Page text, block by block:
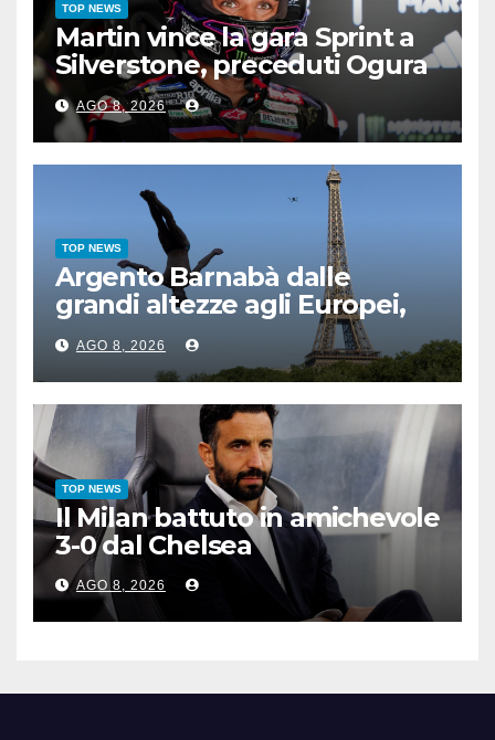
TOP NEWS
Martin vince la gara Sprint a
Silverstone, preceduti Ogura
e Bezzecchi
AGO 8, 2026
TOP NEWS
Argento Barnabà dalle
grandi altezze agli Europei,
bis azzurro dopo Cosetti
AGO 8, 2026
TOP NEWS
Il Milan battuto in amichevole
3-0 dal Chelsea
AGO 8, 2026